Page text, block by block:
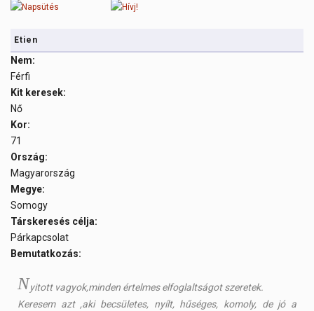
Etien
Nem:
Férfi
Kit keresek:
Nő
Kor:
71
Ország:
Magyarország
Megye:
Somogy
Társkeresés célja:
Párkapcsolat
Bemutatkozás:
Nyitott vagyok,minden értelmes elfoglaltságot szeretek.
Keresem azt ,aki becsületes, nyílt, hűséges, komoly, de jó a